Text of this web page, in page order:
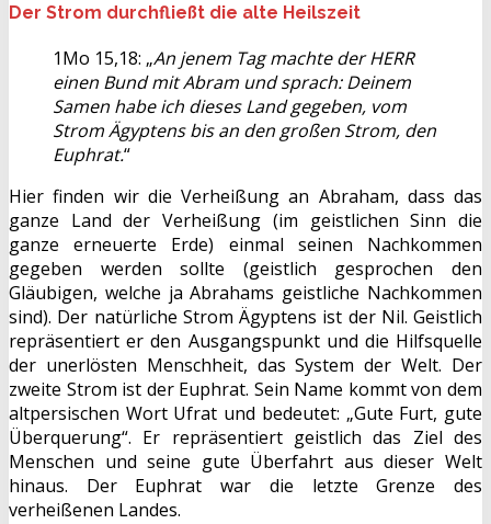
Der Strom durchfließt die alte Heilszeit
1Mo 15,18: „An jenem Tag machte der HERR
einen Bund mit Abram und sprach: Deinem
Samen habe ich dieses Land gegeben, vom
Strom Ägyptens bis an den großen Strom, den
Euphrat.“
Hier finden wir die Verheißung an Abraham, dass das
ganze Land der Verheißung (im geistlichen Sinn die
ganze erneuerte Erde) einmal seinen Nachkommen
gegeben werden sollte (geistlich gesprochen den
Gläubigen, welche ja Abrahams geistliche Nachkommen
sind). Der natürliche Strom Ägyptens ist der Nil. Geistlich
repräsentiert er den Ausgangspunkt und die Hilfsquelle
der unerlösten Menschheit, das System der Welt. Der
zweite Strom ist der Euphrat. Sein Name kommt von dem
altpersischen Wort Ufrat und bedeutet: „Gute Furt, gute
Überquerung“. Er repräsentiert geistlich das Ziel des
Menschen und seine gute Überfahrt aus dieser Welt
hinaus. Der Euphrat war die letzte Grenze des
verheißenen Landes.